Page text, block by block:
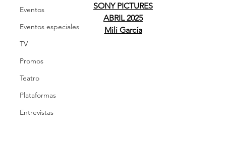
Eventos
Eventos especiales
TV
Promos
Teatro
Plataformas
Entrevistas
SONY PICTURES
ABRIL 2025
Mili García